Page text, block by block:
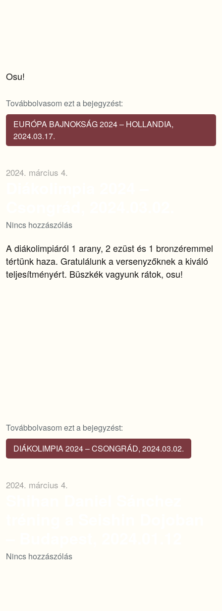
Osu!
Továbbolvasom ezt a bejegyzést:
EURÓPA BAJNOKSÁG 2024 – HOLLANDIA,
2024.03.17.
2024. március 4.
Nincs hozzászólás
A diákolimpiáról 1 arany, 2 ezüst és 1 bronzéremmel
tértünk haza. Gratulálunk a versenyzőknek a kiváló
teljesítményért. Büszkék vagyunk rátok, osu!
Továbbolvasom ezt a bejegyzést:
DIÁKOLIMPIA 2024 – CSONGRÁD, 2024.03.02.
2024. március 4.
Nincs hozzászólás